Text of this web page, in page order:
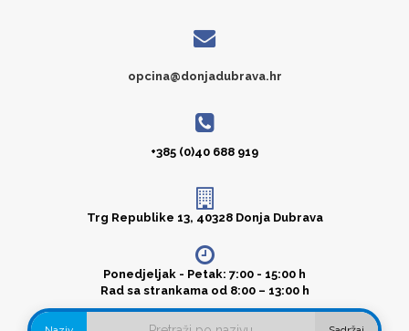
opcina@donjadubrava.hr
+385 (0)40 688 919
Trg Republike 13, 40328 Donja Dubrava
Ponedjeljak - Petak: 7:00 - 15:00 h
Rad sa strankama od 8:00 – 13:00 h